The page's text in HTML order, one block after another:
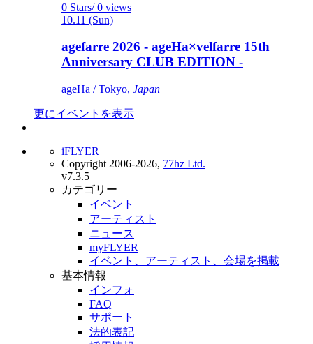
0 Stars/ 0 views
10.11 (Sun)
agefarre 2026 - ageHa×velfarre 15th
Anniversary CLUB EDITION -
ageHa / Tokyo, Japan
更にイベントを表示
iFLYER
Copyright 2006-2026, 77hz Ltd.
v7.3.5
カテゴリー
イベント
アーティスト
ニュース
myFLYER
イベント、アーティスト、会場を掲載
基本情報
インフォ
FAQ
サポート
法的表記